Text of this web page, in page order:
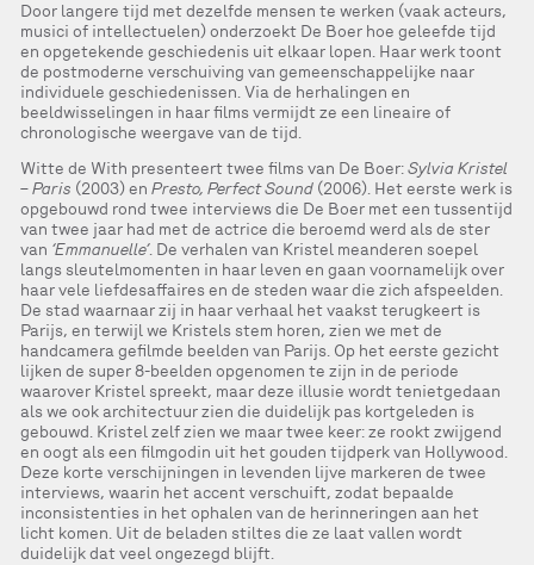
Door langere tijd met dezelfde mensen te werken (vaak acteurs,
musici of intellectuelen) onderzoekt De Boer hoe geleefde tijd
en opgetekende geschiedenis uit elkaar lopen. Haar werk toont
de postmoderne verschuiving van gemeenschappelijke naar
individuele geschiedenissen. Via de herhalingen en
beeldwisselingen in haar films vermijdt ze een lineaire of
chronologische weergave van de tijd.
Witte de With presenteert twee films van De Boer:Sylvia Kristel
– Paris (2003) en Presto, Perfect Sound (2006). Het eerste werk is
opgebouwd rond twee interviews die De Boer met een tussentijd
van twee jaar had met de actrice die beroemd werd als de ster
van ‘Emmanuelle’. De verhalen van Kristel meanderen soepel
langs sleutelmomenten in haar leven en gaan voornamelijk over
haar vele liefdesaffaires en de steden waar die zich afspeelden.
De stad waarnaar zij in haar verhaal het vaakst terugkeert is
Parijs, en terwijl we Kristels stem horen, zien we met de
handcamera gefilmde beelden van Parijs. Op het eerste gezicht
lijken de super 8-beelden opgenomen te zijn in de periode
waarover Kristel spreekt, maar deze illusie wordt tenietgedaan
als we ook architectuur zien die duidelijk pas kortgeleden is
gebouwd. Kristel zelf zien we maar twee keer: ze rookt zwijgend
en oogt als een filmgodin uit het gouden tijdperk van Hollywood.
Deze korte verschijningen in levenden lijve markeren de twee
interviews, waarin het accent verschuift, zodat bepaalde
inconsistenties in het ophalen van de herinneringen aan het
licht komen. Uit de beladen stiltes die ze laat vallen wordt
duidelijk dat veel ongezegd blijft.